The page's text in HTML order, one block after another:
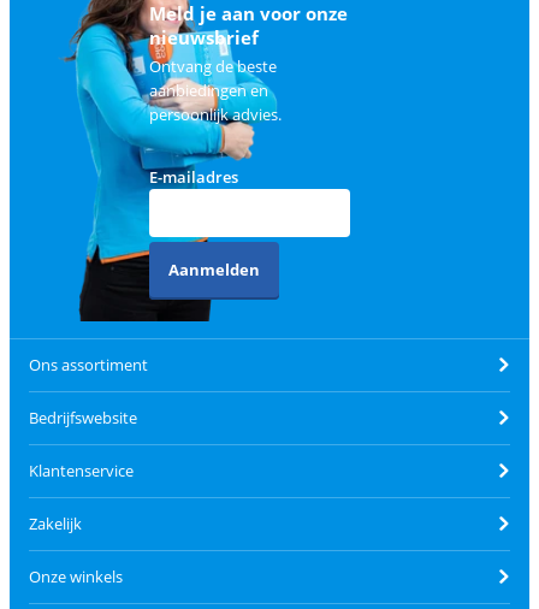
Meld je aan voor onze
nieuwsbrief
Ontvang de beste
aanbiedingen en
persoonlijk advies.
E-mailadres
Aanmelden
Ons assortiment
Bedrijfswebsite
Klantenservice
Zakelijk
Onze winkels